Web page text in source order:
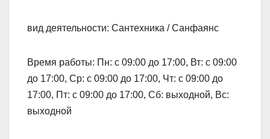
вид деятельности: Сантехника / Санфаянс
Время работы: Пн: с 09:00 до 17:00, Вт: с 09:00
до 17:00, Ср: с 09:00 до 17:00, Чт: с 09:00 до
17:00, Пт: с 09:00 до 17:00, Сб: выходной, Вс:
выходной